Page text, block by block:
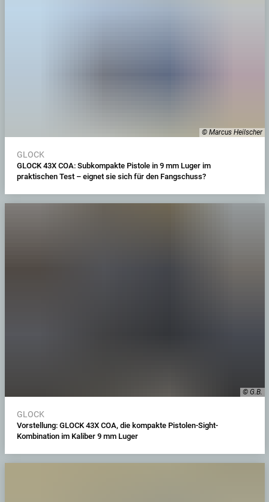
© Marcus Heilscher
GLOCK
GLOCK 43X COA: Subkompakte Pistole in 9 mm Luger im
praktischen Test – eignet sie sich für den Fangschuss?
© G.B.
GLOCK
Vorstellung: GLOCK 43X COA, die kompakte Pistolen-Sight-
Kombination im Kaliber 9 mm Luger